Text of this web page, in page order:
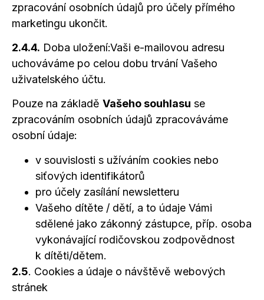
zpracování osobních údajů pro účely přímého
marketingu ukončit.
2.4.4. Doba uložení:Vaši e-mailovou adresu
uchováváme po celou dobu trvání Vašeho
uživatelského účtu.
Pouze na základě Vašeho souhlasu se
zpracováním osobních údajů zpracováváme
osobní údaje:
v souvislosti s užíváním cookies nebo
siťových identifikátorů
pro účely zasílání newsletteru
Vašeho dítěte / dětí, a to údaje Vámi
sdělené jako zákonný zástupce, příp. osoba
vykonávající rodičovskou zodpovědnost
k dítěti/dětem.
2.5. Cookies a údaje o návštěvě webových
stránek